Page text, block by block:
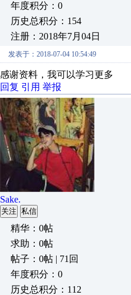
年度积分：0
历史总积分：154
注册：2018年7月04日
发表于：2018-07-04 10:54:49
感谢资料，我可以学习更多
回复 引用 举报
Sake.
关注 私信
精华：0帖
求助：0帖
帖子：0帖 | 71回
年度积分：0
历史总积分：112